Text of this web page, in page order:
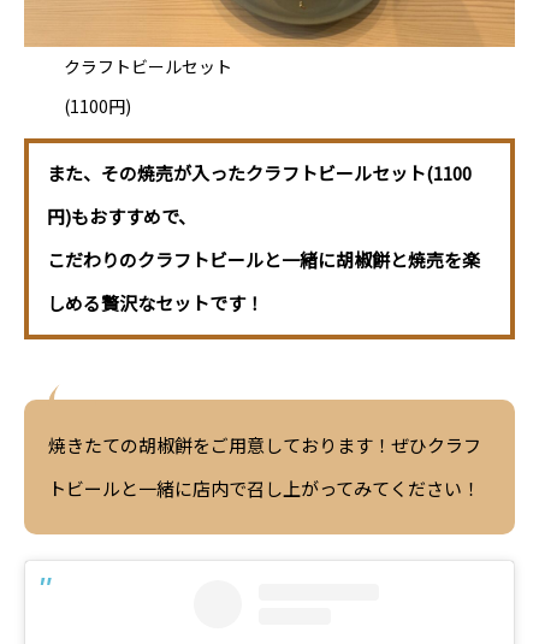
クラフトビールセット
(1100円)
また、その焼売が入ったクラフトビールセット(1100
円)もおすすめで、
こだわりのクラフトビールと一緒に胡椒餅と焼売を楽
しめる贅沢なセットです！
焼きたての胡椒餅をご用意しております！ぜひクラフ
トビールと一緒に店内で召し上がってみてください！